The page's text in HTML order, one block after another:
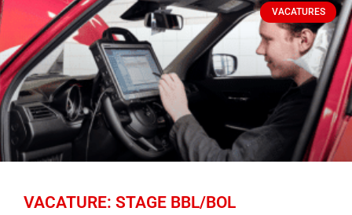
VACATURES
VACATURE: STAGE BBL/BOL